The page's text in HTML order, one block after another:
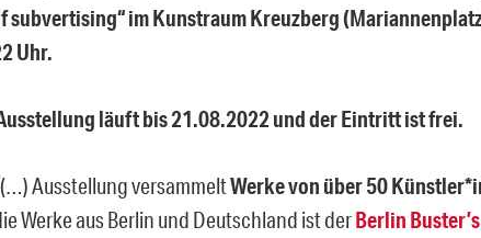
subvertising“ im Kunstraum Kreuzberg
Uhr.
läuft bis 21.08.2022 und der Eintritt ist frei.
(…) Ausstellung versammeltWerke von über 50
Werke aus Berlin und Deutschland ist derBerlin